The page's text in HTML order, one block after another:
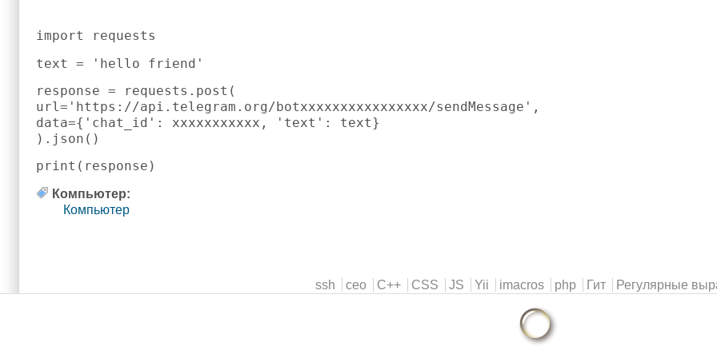
import requests
text = 'hello friend'
response = requests.post(
url='https://api.telegram.org/botxxxxxxxxxxxxxxxx/sendMessage',
data={'chat_id': xxxxxxxxxxx, 'text': text}
).json()
print(response)
Компьютер:
Компьютер
ssh ceo C++ CSS JS Yii imacros php Гит Регулярные